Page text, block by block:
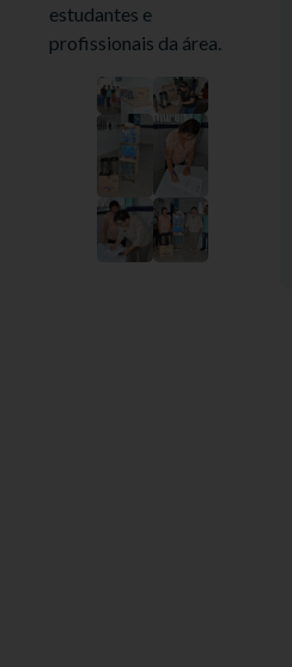
estudantes e
profissionais da área.